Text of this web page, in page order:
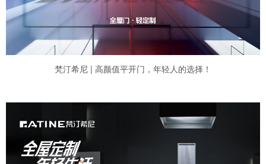
梵汀希尼 | 高颜值平开门，年轻人的选择！